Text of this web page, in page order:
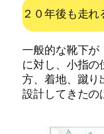
２０年後も走
一般的な靴下が
に対し、小指の
方、着地、蹴り
設計してきたの